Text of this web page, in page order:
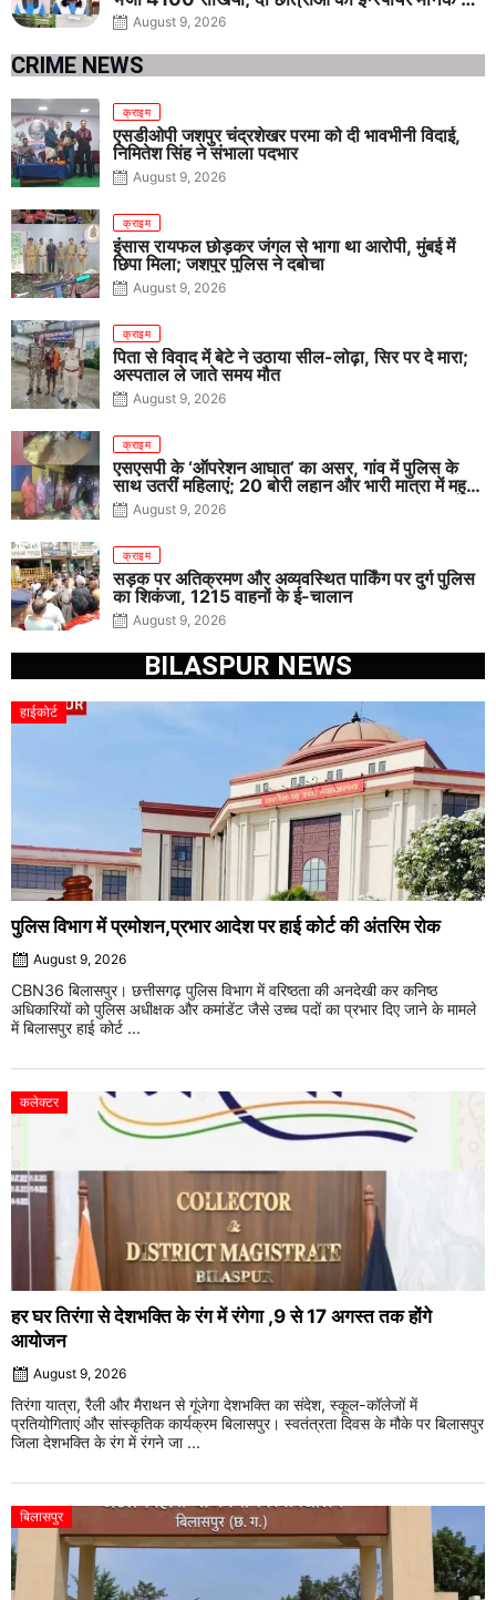
राष्ट्रीय चयन
August 9, 2026
CRIME NEWS
क्राइम
एसडीओपी जशपुर चंद्रशेखर परमा को दी भावभीनी विदाई,
निमितेश सिंह ने संभाला पदभार
August 9, 2026
क्राइम
इंसास रायफल छोड़कर जंगल से भागा था आरोपी, मुंबई में
छिपा मिला; जशपुर पुलिस ने दबोचा
August 9, 2026
क्राइम
पिता से विवाद में बेटे ने उठाया सील-लोढ़ा, सिर पर दे मारा;
अस्पताल ले जाते समय मौत
August 9, 2026
क्राइम
एसएसपी के ‘ऑपरेशन आघात’ का असर, गांव में पुलिस के
साथ उतरीं महिलाएं; 20 बोरी लहान और भारी मात्रा में महुआ
पास नष्ट
August 9, 2026
क्राइम
सड़क पर अतिक्रमण और अव्यवस्थित पार्किंग पर दुर्ग पुलिस
का शिकंजा, 1215 वाहनों के ई-चालान
August 9, 2026
BILASPUR NEWS
हाईकोर्ट
पुलिस विभाग में प्रमोशन,प्रभार आदेश पर हाई कोर्ट की अंतरिम रोक
August 9, 2026
CBN36 बिलासपुर। छत्तीसगढ़ पुलिस विभाग में वरिष्ठता की अनदेखी कर कनिष्ठ
अधिकारियों को पुलिस अधीक्षक और कमांडेंट जैसे उच्च पदों का प्रभार दिए जाने के मामले
में बिलासपुर हाई कोर्ट ...
कलेक्टर
हर घर तिरंगा से देशभक्ति के रंग में रंगेगा ,9 से 17 अगस्त तक होंगे
आयोजन
August 9, 2026
तिरंगा यात्रा, रैली और मैराथन से गूंजेगा देशभक्ति का संदेश, स्कूल-कॉलेजों में
प्रतियोगिताएं और सांस्कृतिक कार्यक्रम बिलासपुर। स्वतंत्रता दिवस के मौके पर बिलासपुर
जिला देशभक्ति के रंग में रंगने जा ...
बिलासपुर